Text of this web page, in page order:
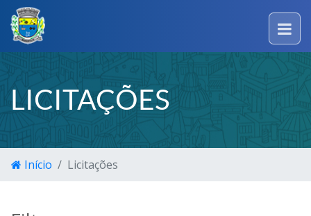
LICITAÇÕES
Início Licitações